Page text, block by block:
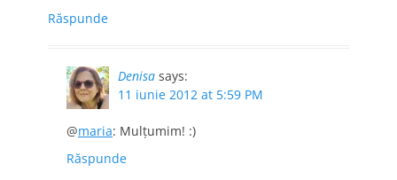
Răspunde
Denisa says:
11 iunie 2012 at 5:59 PM
@maria: Mulţumim! :)
Răspunde